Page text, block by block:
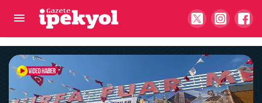
Sağlık Bakanı Memişoğlu tarihi verdi: Şanlıurfa
Şehir Hastanesi açılıyor…